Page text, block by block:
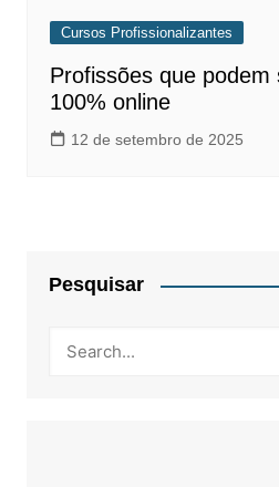
Cursos Profissionalizantes
Profissões que podem
100% online
12 de setembro de 2025
Pesquisar